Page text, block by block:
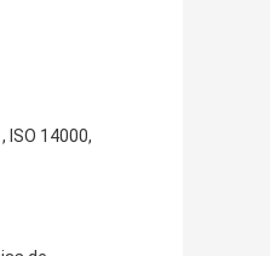
ISO 14000,